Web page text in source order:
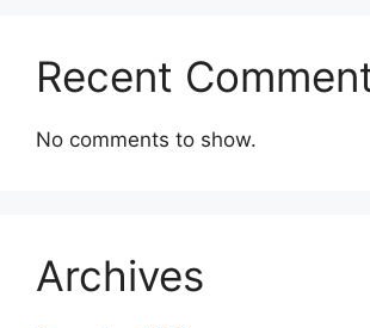
Recent
No comments to show.
Archives